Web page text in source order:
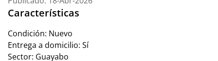
Características
Condición: Nuevo
Entrega a domicilio: Sí
Sector: Guayabo